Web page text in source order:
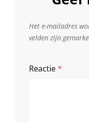
Het e-mailadres
velden zijn
Reactie*